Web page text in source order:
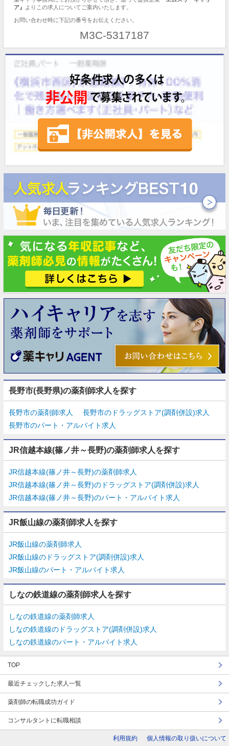
ア』
よりこの求人についてご案内いたします。
お問い合わせ時に下記の番号をお伝えください。
M3C-5317187
長野市(長野県)の薬剤師求人を探す
長野市の薬剤師求人
長野市のドラッグストア(調剤併設)求人
長野市のパート・アルバイト求人
JR信越本線(篠ノ井～長野)の薬剤師求人を探す
JR信越本線(篠ノ井～長野)の薬剤師求人
JR信越本線(篠ノ井～長野)のドラッグストア(調剤併設)求人
JR信越本線(篠ノ井～長野)のパート・アルバイト求人
JR飯山線の薬剤師求人を探す
JR飯山線の薬剤師求人
JR飯山線のドラッグストア(調剤併設)求人
JR飯山線のパート・アルバイト求人
しなの鉄道線の薬剤師求人を探す
しなの鉄道線の薬剤師求人
しなの鉄道線のドラッグストア(調剤併設)求人
しなの鉄道線のパート・アルバイト求人
TOP
最近チェックした求人一覧
薬剤師の転職成功ガイド
コンサルタントに転職相談
利用規約 個人情報の取り扱いについて